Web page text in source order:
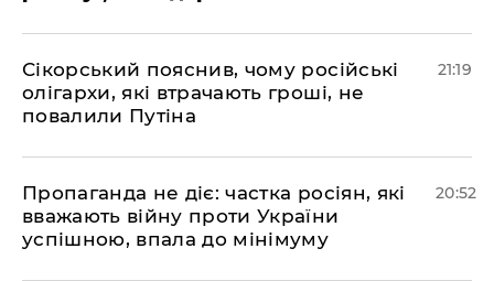
​Сікорський пояснив, чому російські
олігархи, які втрачають гроші, не
повалили Путіна
21:19
​Пропаганда не діє: частка росіян, які
вважають війну проти України
успішною, впала до мінімуму
20:52